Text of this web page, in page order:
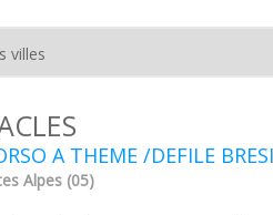
A THEME /DEFILE
Alpes (05)